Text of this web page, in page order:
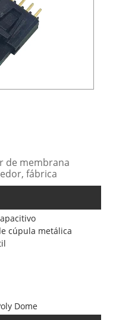
de membrana
fábrica
cúpula metálica
Dome